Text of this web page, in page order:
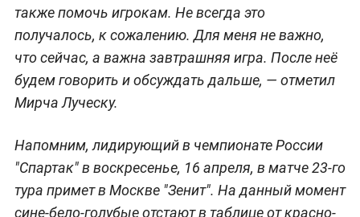
также помочь игрокам. Не всегда это
получалось, к сожалению. Для меня не важно,
что сейчас, а важна завтрашняя игра. После неё
будем говорить и обсуждать дальше, — отметил
Мирча Луческу.
Напомним, лидирующий в чемпионате России
"Спартак" в воскресенье, 16 апреля, в матче 23-го
тура примет в Москве "Зенит". На данный момент
сине-бело-голубые отстают в таблице от красно-